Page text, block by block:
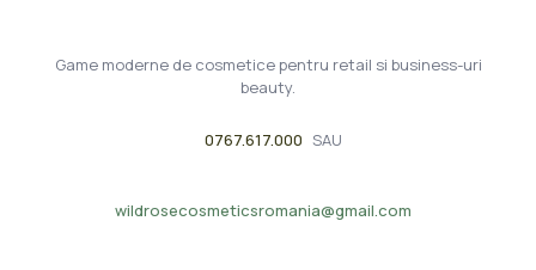
Game moderne de cosmetice pentru retail si business-uri
beauty.
0767.617.000 SAU
wildrosecosmeticsromania@gmail.com